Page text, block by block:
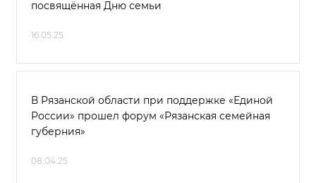
посвящённая Дню семьи
16.05.25
В Рязанской области при поддержке «Единой
России» прошел форум «Рязанская семейная
губерния»
08.04.25